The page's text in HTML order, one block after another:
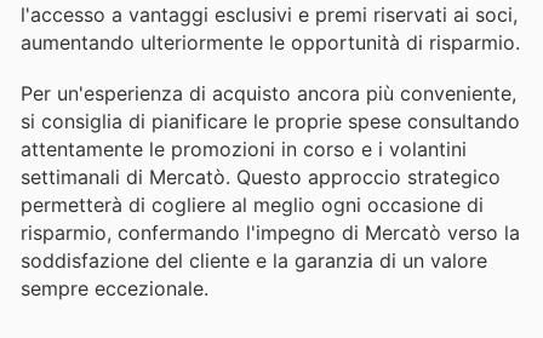
l'accesso a vantaggi esclusivi e premi riservati ai soci,
aumentando ulteriormente le opportunità di risparmio.
Per un'esperienza di acquisto ancora più conveniente,
si consiglia di pianificare le proprie spese consultando
attentamente le promozioni in corso e i volantini
settimanali di Mercatò. Questo approccio strategico
permetterà di cogliere al meglio ogni occasione di
risparmio, confermando l'impegno di Mercatò verso la
soddisfazione del cliente e la garanzia di un valore
sempre eccezionale.